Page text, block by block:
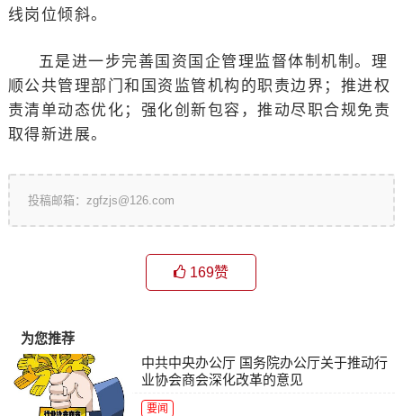
线岗位倾斜。
五是进一步完善国资国企管理监督体制机制。理
顺公共管理部门和国资监管机构的职责边界；推进权
责清单动态优化；强化创新包容，推动尽职合规免责
取得新进展。
投稿邮箱：zgfzjs@126.com
169赞
为您推荐
中共中央办公厅 国务院办公厅关于推动行
业协会商会深化改革的意见
要闻